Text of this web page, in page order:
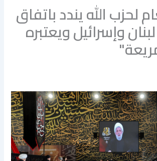
لحزب الله يندد باتفاق
وإسرائيل ويعتبره